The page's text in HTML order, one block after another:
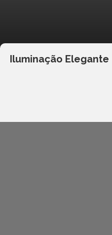
Iluminação Elegante